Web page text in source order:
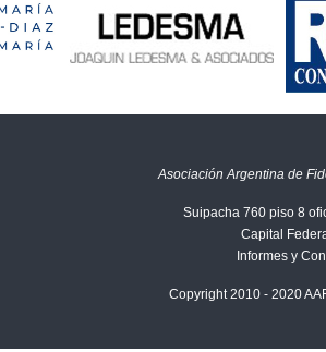
Asociación Argentina de
Suipacha 760 piso 8
Capital
Informes y
Copyright 2010 - 2020